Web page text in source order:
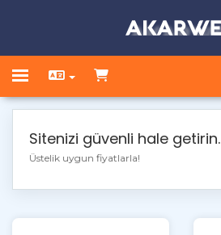
Toggle navigation
Ürünler
Bilgi Bankası
Sitenizi güvenli hale getirin.
Üstelik uygun fiyatlarla!